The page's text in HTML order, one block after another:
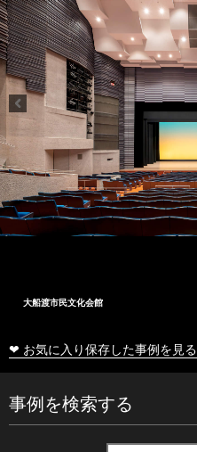
大船渡市民文化会館
❤ お気に入り保存した事例を見る
事例を検索する